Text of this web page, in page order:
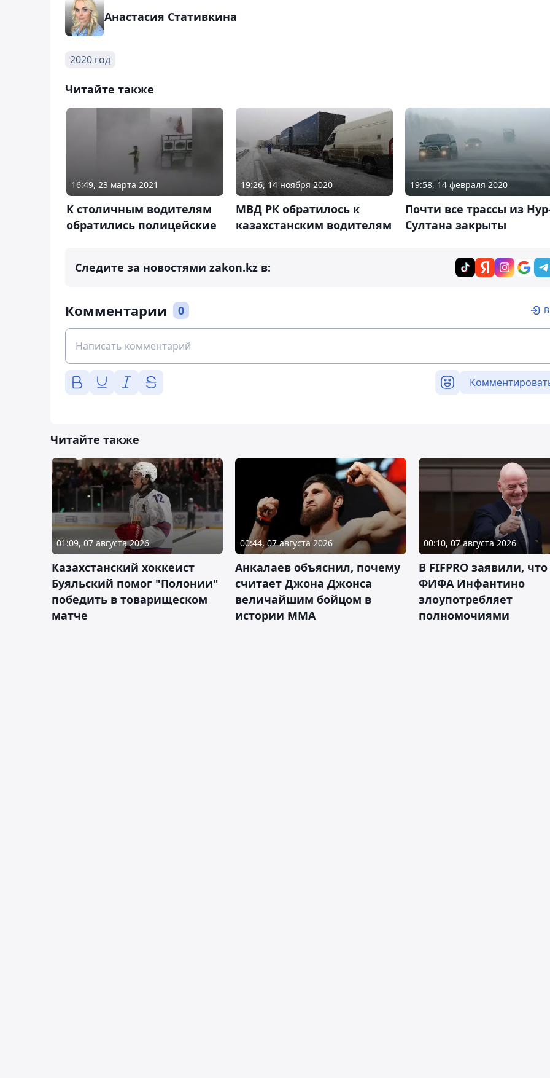
Анастасия Стативкина
2020 год
Читайте также
16:49, 23 марта 2021
К столичным водителям
обратились полицейские
19:26, 14 ноября 2020
МВД РК обратилось к
казахстанским водителям
19:58, 14 февраля 2020
Почти все трассы из
Султана закрыты
Следите за новостями zakon.kz в:
Комментарии 0
Читайте также
01:09, 07 августа 2026
Казахстанский хоккеист
Буяльский помог "Полонии"
победить в товарищеском
матче
00:44, 07 августа 2026
Анкалаев объяснил, почему
считает Джона Джонса
величайшим бойцом в
истории ММА
00:10, 07 августа 2026
В FIFPRO заявили,
ФИФА Инфантино
злоупотребляет
полномочиями